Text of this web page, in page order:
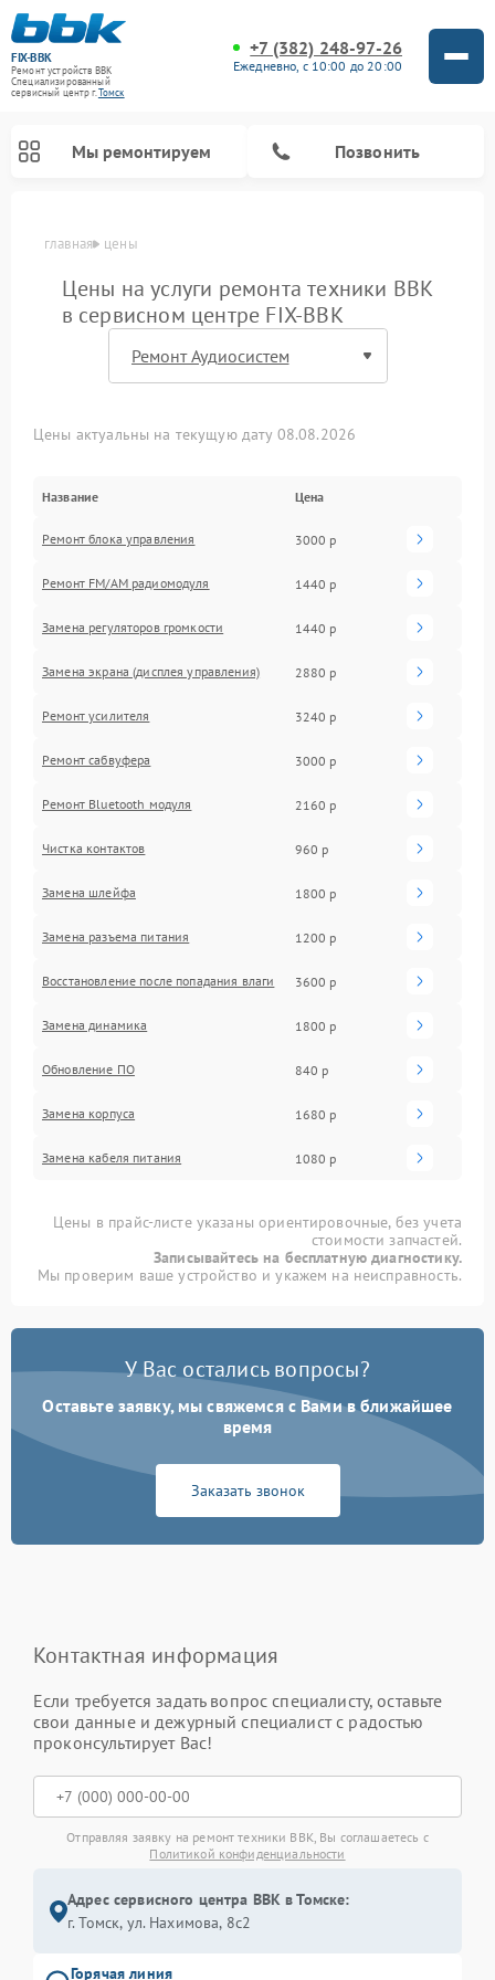
FIX-BBK
Ремонт устройств BBK
Специализированный
cервисный центр г.Томск
+7 (382) 248-97-26
Ежедневно, с 10:00 до 20:00
Мы ремонтируем Позвонить
главная цены
Цены на услуги ремонта техники BBK
в сервисном центре FIX-BBK
Цены актуальны на текущую дату 08.08.2026
Название Цена
Ремонт блока управления 3000 р
Ремонт FM/AM радиомодуля 1440 р
Замена регуляторов громкости 1440 р
Замена экрана (дисплея управления) 2880 р
Ремонт усилителя 3240 р
Ремонт сабвуфера 3000 р
Ремонт Bluetooth модуля 2160 р
Чистка контактов 960 р
Замена шлейфа 1800 р
Замена разъема питания 1200 р
Восстановление после попадания влаги 3600 р
Замена динамика 1800 р
Обновление ПО 840 р
Замена корпуса 1680 р
Замена кабеля питания 1080 р
Цены в прайс-листе указаны ориентировочные, без учета
стоимости запчастей.
Записывайтесь на бесплатную диагностику.
Мы проверим ваше устройство и укажем на неисправность.
У Вас остались вопросы?
Оставьте заявку, мы свяжемся с Вами в ближайшее
время
Заказать звонок
Контактная информация
Если требуется задать вопрос специалисту, оставьте
свои данные и дежурный специалист с радостью
проконсультирует Вас!
Отправляя заявку на ремонт техники BBK, Вы соглашаетесь с
Политикой конфиденциальности
Адрес сервисного центра BBK в Томске:
г. Томск, ул. Нахимова, 8с2
Горячая линия